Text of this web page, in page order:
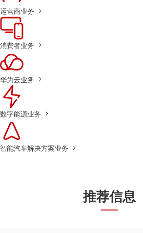
运营商业务
消费者业务
华为云业务
数字能源业务
智能汽车解决方案业务
推荐信息